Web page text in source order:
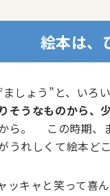
絵本は、
しょう”と、いろ
そうなものから、
ら。 この時期、
れしくて絵本ど
キャと笑って喜